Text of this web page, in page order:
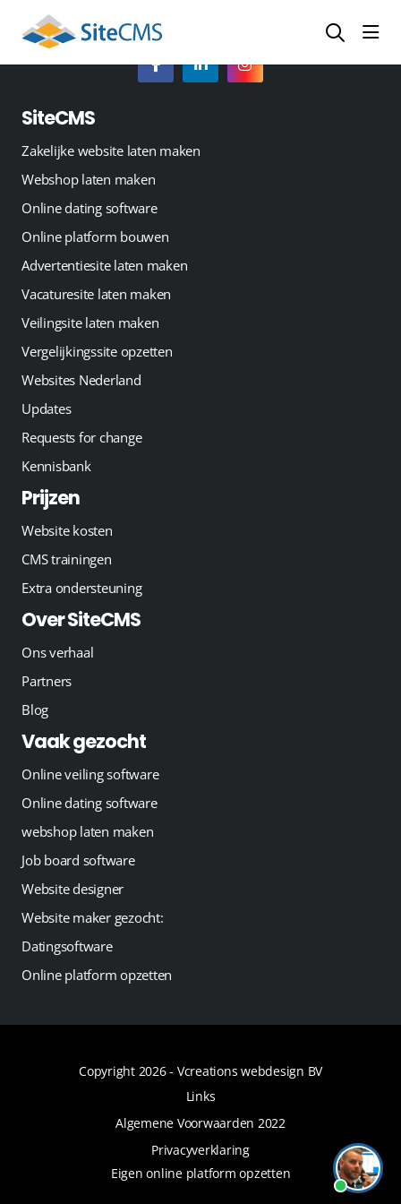
SiteCMS
Zakelijke website laten maken
Webshop laten maken
Online dating software
Online platform bouwen
Advertentiesite laten maken
Vacaturesite laten maken
Veilingsite laten maken
Vergelijkingssite opzetten
Websites Nederland
Updates
Requests for change
Kennisbank
Prijzen
Website kosten
CMS trainingen
Extra ondersteuning
Over SiteCMS
Ons verhaal
Partners
Blog
Vaak gezocht
Online veiling software
Online dating software
webshop laten maken
Job board software
Website designer
Website maker gezocht:
Datingsoftware
Online platform opzetten
Copyright 2026 - Vcreations webdesign BV
Links
Algemene Voorwaarden 2022
Privacyverklaring
Eigen online platform opzetten